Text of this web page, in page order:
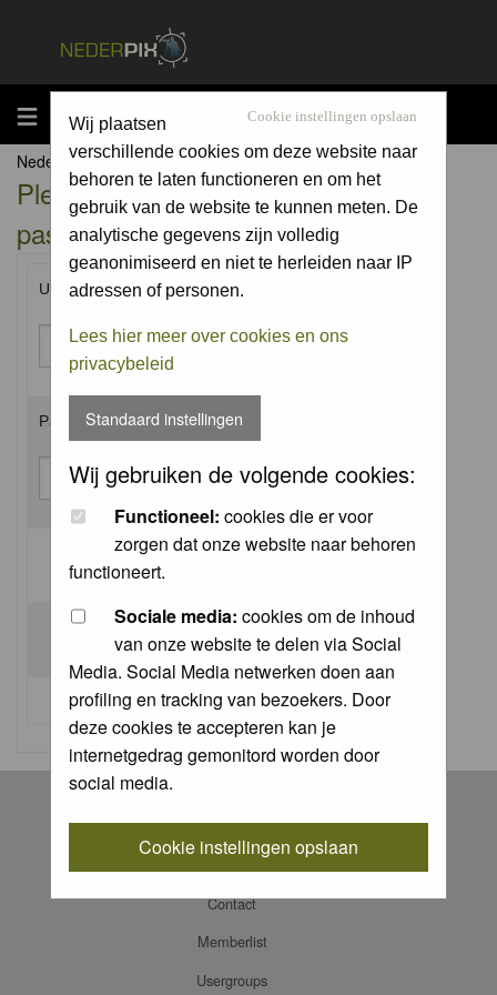
MENU Cookie instellingen opslaan
Wij plaatsen
verschillende cookies om deze website naar
behoren te laten functioneren en om het
gebruik van de website te kunnen meten. De
analytische gegevens zijn volledig
geanonimiseerd en niet te herleiden naar IP
adressen of personen.
Lees hier meer over cookies en ons
privacybeleid
Standaard instellingen
Wij gebruiken de volgende cookies:
Functioneel: cookies die er voor
zorgen dat onze website naar behoren
functioneert.
Sociale media: cookies om de inhoud
van onze website te delen via Social
Media. Social Media netwerken doen aan
profiling en tracking van bezoekers. Door
deze cookies te accepteren kan je
internetgedrag gemonitord worden door
social media.
Cookie instellingen opslaan
Nederpix.nl Forum Index
Please enter your username and
password to log in.
Username:
Password:
Log me on automatically each visit:
I forgot my password
Log in
Contact
Memberlist
Usergroups